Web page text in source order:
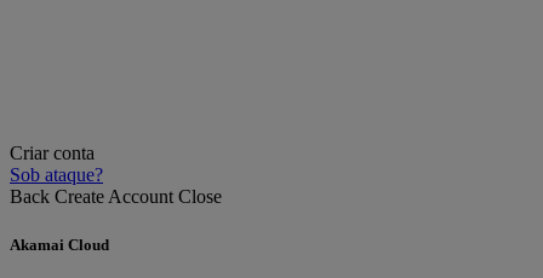
Criar conta
Sob ataque?
Back Create Account Close
Akamai Cloud